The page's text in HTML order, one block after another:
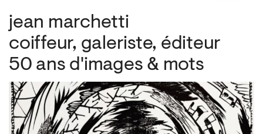
jean marchetti
coiffeur, galeriste, éditeur
50 ans d'images & mots